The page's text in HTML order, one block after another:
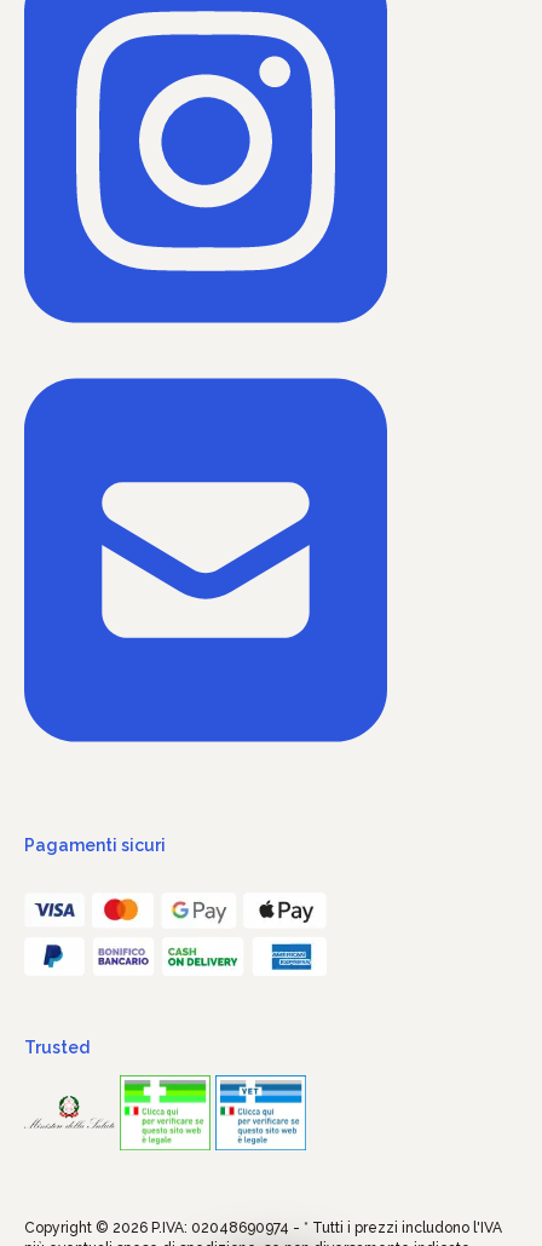
Pagamenti sicuri
Trusted
Copyright © 2026 P.IVA: 02048690974 - * Tutti i prezzi includono l'IVA